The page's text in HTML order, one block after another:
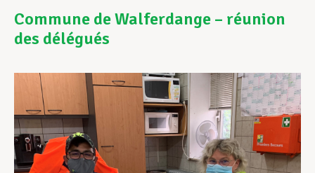
Vos droits
Assistance en vie privée
Développement professionnel
Commune de Walferdange – réunion
des délégués